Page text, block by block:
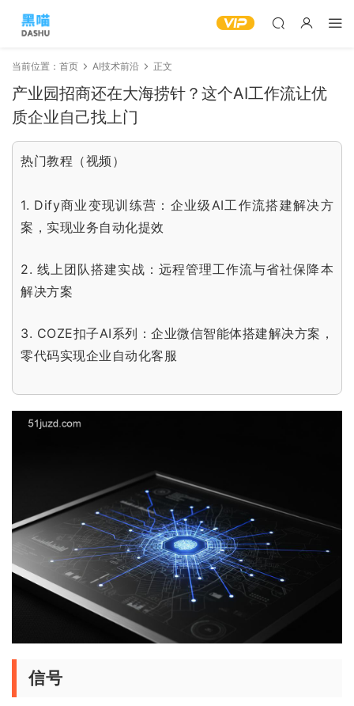
当前位置： 首页 AI技术前沿 正文
产业园招商还在大海捞针？这个AI工作流让优
质企业自己找上门
热门教程（视频）
1. Dify商业变现训练营：企业级AI工作流搭建解决方
案，实现业务自动化提效
2.线上团队搭建实战：远程管理工作流与省社保降本
解决方案
3. COZE扣子AI系列：企业微信智能体搭建解决方案，
零代码实现企业自动化客服
信号